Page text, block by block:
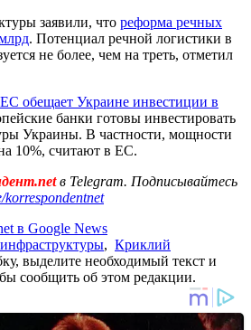
заявили, что реформа речных
. Потенциал речной логистики в
не более, чем на треть, отметил
ЕС обещает Украине инвестиции в
банки готовы инвестировать
Украины. В частности, мощности
10%, считают в ЕС.
в Telegram. Подписывайтесь
korrespondentnet
в Google News
, Криклий
выделите необходимый текст и
сообщить об этом редакции.